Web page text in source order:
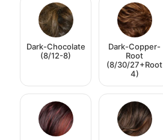
Dark-Chocolate
(8/12-8)
Dark-Copper-
Root
(8/30/27+Root
4)